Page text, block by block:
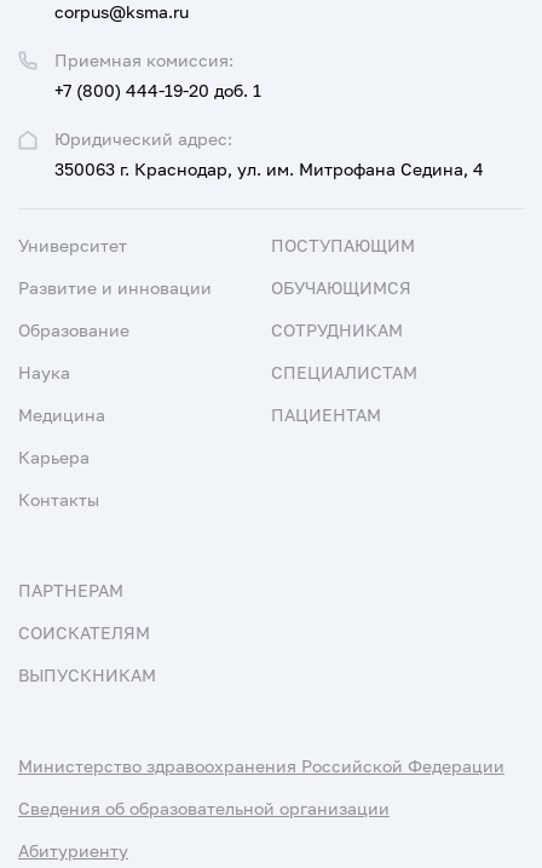
Юридический адрес:
350063 г. Краснодар, ул. им. Митрофана Седина, 4
Приемная комиссия:
+7 (800) 444-19-20 доб. 1
corpus@ksma.ru
Университет
Развитие и инновации
Образование
Наука
Медицина
Карьера
Контакты
ПОСТУПАЮЩИМ
ОБУЧАЮЩИМСЯ
СОТРУДНИКАМ
СПЕЦИАЛИСТАМ
ПАЦИЕНТАМ
ПАРТНЕРАМ
СОИСКАТЕЛЯМ
ВЫПУСКНИКАМ
Министерство здравоохранения Российской Федерации
Сведения об образовательной организации
Абитуриенту